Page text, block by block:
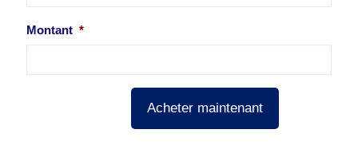
Montant *
Acheter maintenant